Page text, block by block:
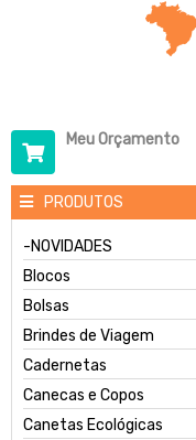
Meu Orçamento
PRODUTOS
-NOVIDADES
Blocos
Bolsas
Brindes de Viagem
Cadernetas
Canecas e Copos
Canetas Ecológicas